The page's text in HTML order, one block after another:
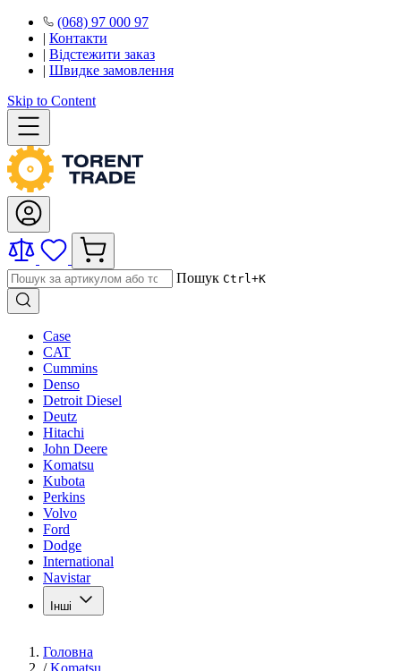
(068) 97 000 97
| Контакти
| Відстежити заказ
| Швидке замовлення
Skip to Content
Пошук Ctrl+K
Case
CAT
Cummins
Denso
Detroit Diesel
Deutz
Hitachi
John Deere
Komatsu
Kubota
Perkins
Volvo
Ford
Dodge
International
Navistar
Інші
Головна
/ Komatsu